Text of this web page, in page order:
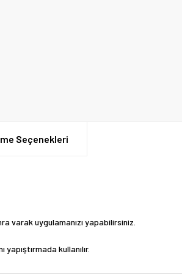
Seçenekleri
varak uygulamanızı yapabilirsiniz.
kullanılır.